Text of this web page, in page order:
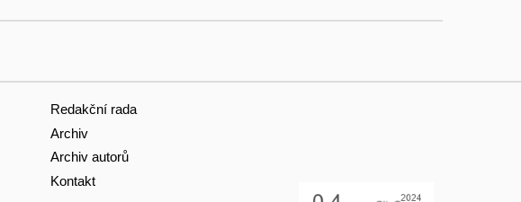
Redakční rada
Archiv
Archiv autorů
Kontakt